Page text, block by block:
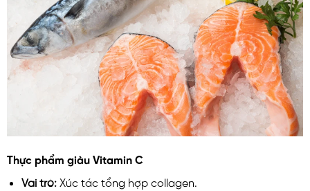
Thực phẩm giàu Vitamin C
Vai trò: Xúc tác tổng hợp collagen.